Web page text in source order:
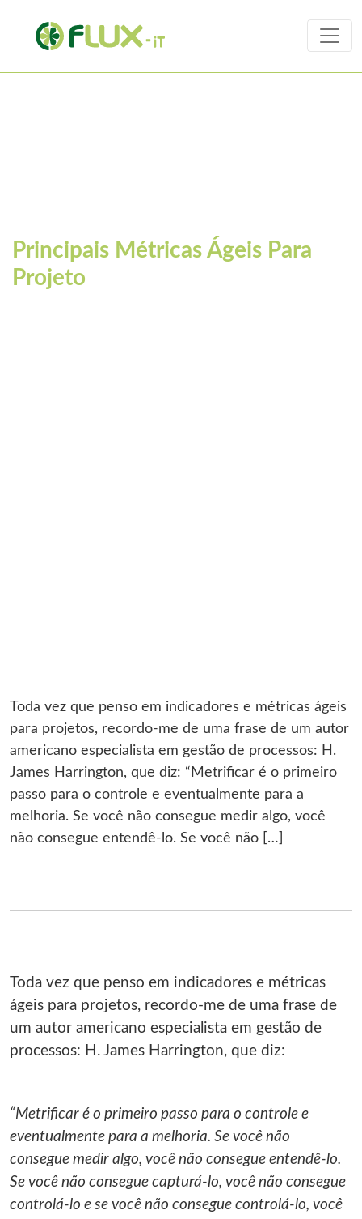
Principais Métricas Ágeis Para
Projeto
Toda vez que penso em indicadores e métricas ágeis
para projetos, recordo‐me de uma frase de um autor
americano especialista em gestão de processos: H.
James Harrington, que diz: “Metrificar é o primeiro
passo para o controle e eventualmente para a
melhoria. Se você não consegue medir algo, você
não consegue entendê-lo. Se você não […]
Toda vez que penso em indicadores e métricas
ágeis para projetos, recordo‐me de uma frase de
um autor americano especialista em gestão de
processos: H. James Harrington, que diz:
“Metrificar é o primeiro passo para o controle e
eventualmente para a melhoria. Se você não
consegue medir algo, você não consegue entendê-lo.
Se você não consegue capturá-lo, você não consegue
controlá-lo e se você não consegue controlá-lo, você